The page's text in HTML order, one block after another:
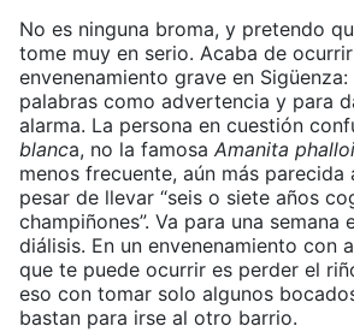
No es ninguna broma, y pretendo
tome muy en serio. Acaba de
envenenamiento grave en
palabras como advertencia y para
alarma. La persona en cuestión
blanca, no la famosa Amanita
menos frecuente, aún más parecida
pesar de llevar “seis o siete años
champiñones”. Va para una semana
diálisis. En un envenenamiento con
que te puede ocurrir es perder el
eso con tomar solo algunos
bastan para irse al otro barrio.